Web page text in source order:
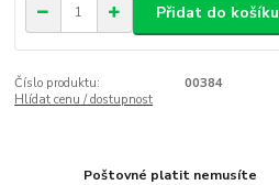
Přidat do košíku
Číslo produktu:
00384
Hlídat cenu / dostupnost
Poštovné platit nemusíte